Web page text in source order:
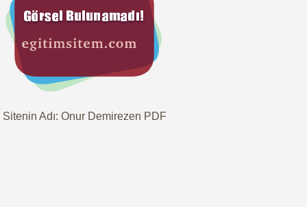
Sitenin Adı: Onur Demirezen PDF